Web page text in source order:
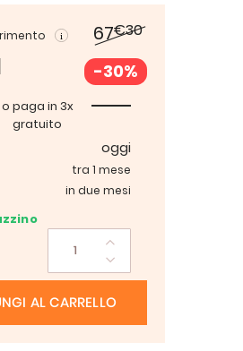
67€30
-30%
o paga in 3x
gratuito
oggi
tra 1 mese
in due mesi
AL CARRELLO